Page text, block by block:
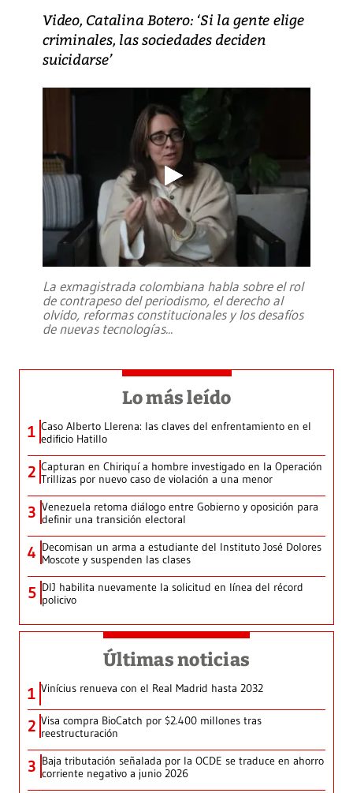
Video, Catalina Botero: ‘Si la gente elige
criminales, las sociedades deciden
suicidarse’
La exmagistrada colombiana habla sobre el rol
de contrapeso del periodismo, el derecho al
olvido, reformas constitucionales y los desafíos
de nuevas tecnologías...
Lo más leído
1 Caso Alberto Llerena: las claves del enfrentamiento en el
edificio Hatillo
2 Capturan en Chiriquí a hombre investigado en la Operación
Trillizas por nuevo caso de violación a una menor
3 Venezuela retoma diálogo entre Gobierno y oposición para
definir una transición electoral
4 Decomisan un arma a estudiante del Instituto José Dolores
Moscote y suspenden las clases
5 DIJ habilita nuevamente la solicitud en línea del récord
policivo
Últimas noticias
1 Vinícius renueva con el Real Madrid hasta 2032
2 Visa compra BioCatch por $2.400 millones tras
reestructuración
3 Baja tributación señalada por la OCDE se traduce en ahorro
corriente negativo a junio 2026